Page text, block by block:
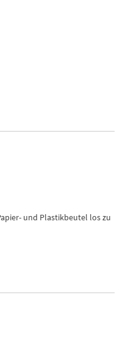
und Plastikbeutel los zu